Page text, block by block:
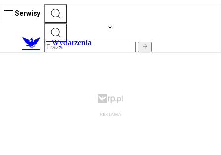
Serwisy
Wydarzenia